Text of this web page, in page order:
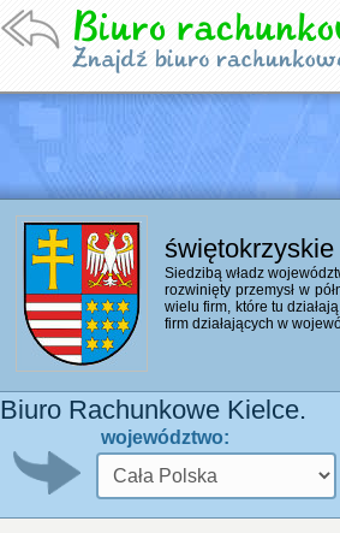
Siedzibą władz
rozwinięty przemysł w
wielu firm, które tu
firm działających w
Biuro Rachunkowe Kielce.
województwo: